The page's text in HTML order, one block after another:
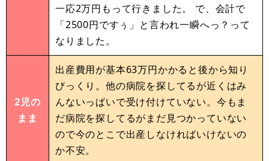
一応2万円もって行きました。 で、会計で
「2500円ですぅ」と言われ一瞬へっ？って
なりました。
2児の
まま
出産費用が基本63万円かかると後から知り
びっくり。他の病院を探してるが近くはみ
んないっぱいで受け付けていない。今もま
だ病院を探してるがまだ見つかっていない
ので今のとこで出産しなければいけないの
か不安。